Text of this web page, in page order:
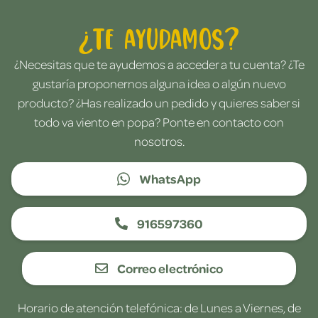
¿Te ayudamos?
¿Necesitas que te ayudemos a acceder a tu cuenta? ¿Te
gustaría proponernos alguna idea o algún nuevo
producto? ¿Has realizado un pedido y quieres saber si
todo va viento en popa? Ponte en contacto con
nosotros.
WhatsApp
916597360
Correo electrónico
Horario de atención telefónica: de Lunes a Viernes, de